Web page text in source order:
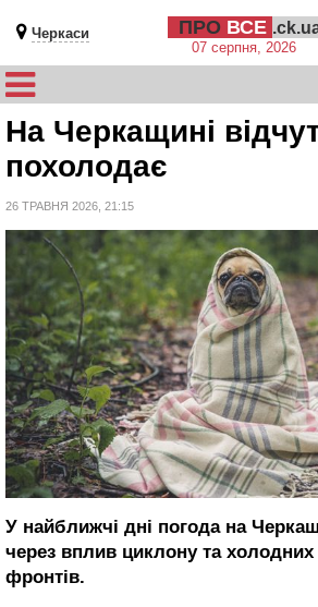
Черкаси ПРО ВСЕ
07 серпня, 2026
На Черкащині
похолодає
26 ТРАВНЯ 2026, 21:15
У найближчі дні погода на
через вплив циклону та
фронтів.